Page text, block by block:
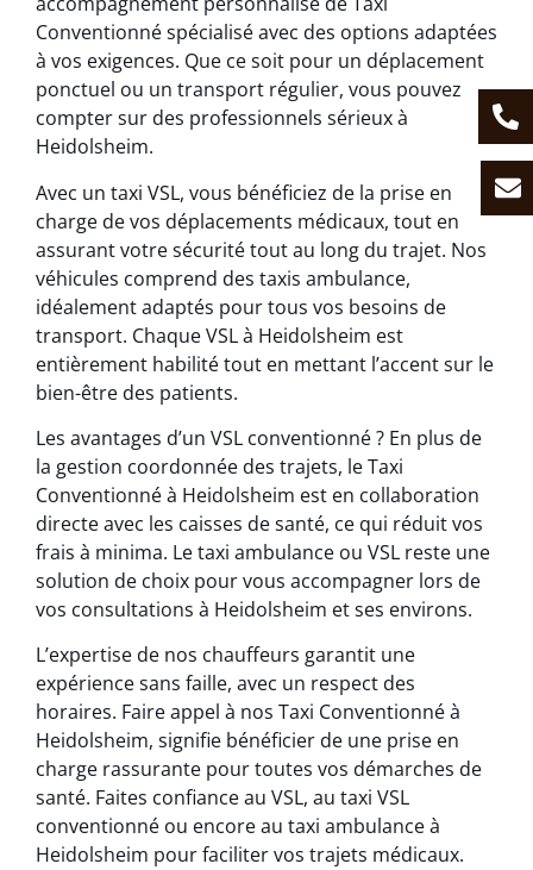
Conventionné spécialisé avec des options adaptées
à vos exigences. Que ce soit pour un déplacement
ponctuel ou un transport régulier, vous pouvez
compter sur des professionnels sérieux à
Heidolsheim.
Avec un taxi VSL, vous bénéficiez de la prise en
charge de vos déplacements médicaux, tout en
assurant votre sécurité tout au long du trajet. Nos
véhicules comprend des taxis ambulance,
idéalement adaptés pour tous vos besoins de
transport. Chaque VSL à Heidolsheim est
entièrement habilité tout en mettant l’accent sur le
bien-être des patients.
Les avantages d’un VSL conventionné ? En plus de
la gestion coordonnée des trajets, le Taxi
Conventionné à Heidolsheim est en collaboration
directe avec les caisses de santé, ce qui réduit vos
frais à minima. Le taxi ambulance ou VSL reste une
solution de choix pour vous accompagner lors de
vos consultations à Heidolsheim et ses environs.
L’expertise de nos chauffeurs garantit une
expérience sans faille, avec un respect des
horaires. Faire appel à nos Taxi Conventionné à
Heidolsheim, signifie bénéficier de une prise en
charge rassurante pour toutes vos démarches de
santé. Faites confiance au VSL, au taxi VSL
conventionné ou encore au taxi ambulance à
Heidolsheim pour faciliter vos trajets médicaux.